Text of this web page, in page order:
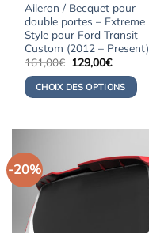
Aileron / Becquet pour
double portes – Extreme
Style pour Ford Transit
Custom (2012 – Present)
161,00€ Le
initial
était :
161,00€.
129,00€Le
actuel
est :
129,00€.
CHOIX DES OPTIONS
-20%